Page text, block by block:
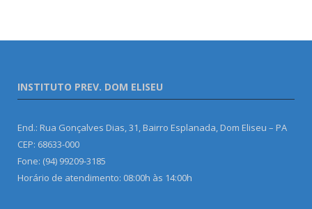
INSTITUTO PREV. DOM ELISEU
End.: Rua Gonçalves Dias, 31, Bairro Esplanada, Dom Eliseu – PA
CEP: 68633-000
Fone: (94) 99209-3185
Horário de atendimento: 08:00h às 14:00h